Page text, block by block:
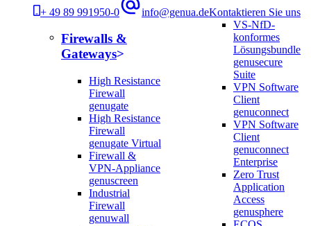
+ 49 89 991950-0 info@genua.deKontaktieren Sie uns
Firewalls &
Gateways
High Resistance
Firewall
genugate
High Resistance
Firewall
genugate Virtual
Firewall &
VPN-Appliance
genuscreen
Industrial
Firewall
genuwall
VS-NfD-
konformes
Lösungsbundle
genusecure
Suite
VPN Software
Client
genuconnect
VPN Software
Client
genuconnect
Enterprise
Zero Trust
Application
Access
genusphere